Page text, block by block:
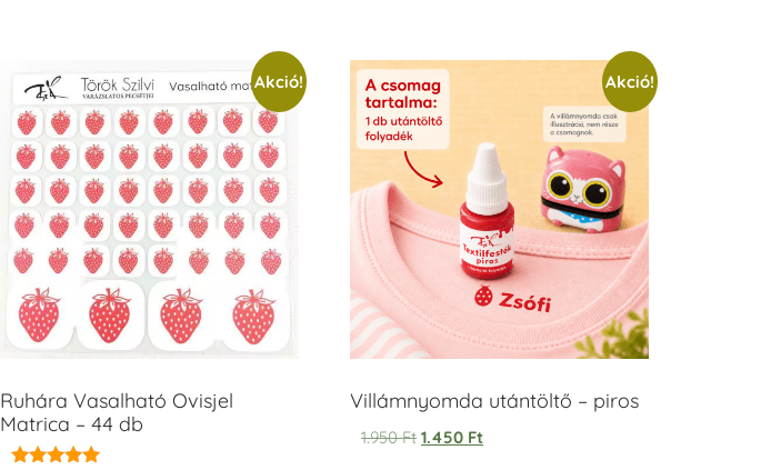
Akció!
Ruhára Vasalható Ovisjel
Matrica – 44 db
Akció!
Villámnyomda utántöltő – piros
1.950Ft 1.450 Ft